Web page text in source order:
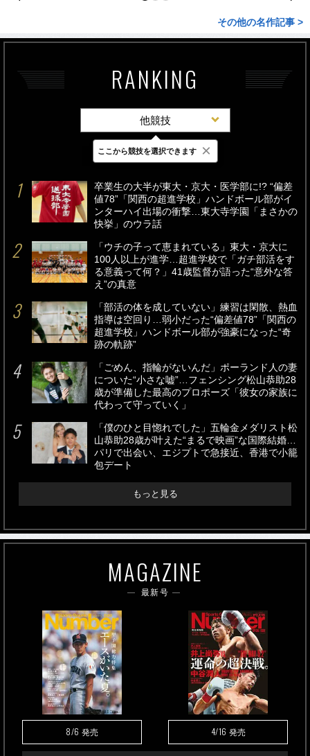
その他の名作記事 >
RANKING
他競技
最新 24時間 週間
卒業生の大半が東大・京大・医学部に!? “偏差
値78”「関西の超進学校」ハンドボール部がイ
ンターハイ出場の衝撃…東大寺学園「まさかの
快挙」のウラ話
「ウチの子って恵まれている」東大・京大に
100人以上が進学…超進学校で「ガチ部活をす
る意義って何？」41歳監督が語った“意外な答
え”の真意
「部活の体を成していない」練習は閑散、熱血
指導は空回り…弱小だった“偏差値78”「関西の
超進学校」ハンドボール部が強豪になった“奇
跡の軌跡”
「ごめん、指輪がないんだ」ポーランド人の妻
についた“小さな嘘”…フェンシング松山恭助28
歳が準備した最高のプロポーズ「彼女の家族に
代わって守っていく」
「僕のひと目惚れでした」五輪金メダリスト松
山恭助28歳が叶えた“まるで映画”な国際結婚…
パリで出会い、エジプトで急接近、香港で小籠
包デート
もっと見る
MAGAZINE
最新号
8/6 発売 4/16 発売
ここから競技を選択できます ×